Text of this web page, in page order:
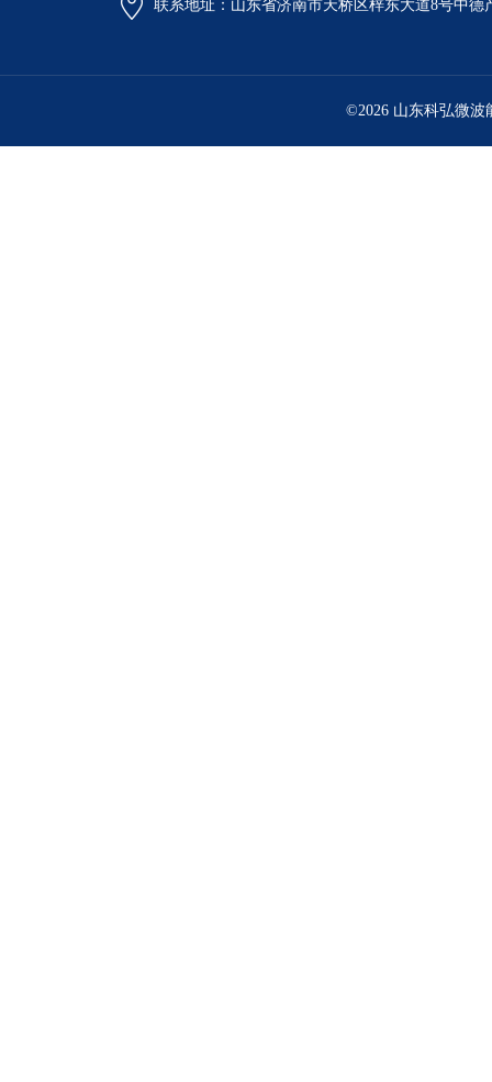
联系地址：山东省济南市天桥区梓东大道8号中德
©2026 山东科弘微